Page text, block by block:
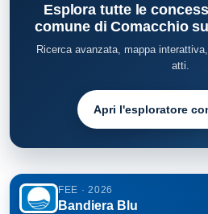
FEE · 2026
Bandiera Blu
Esplora tutte le
comune di Comacchio
Ricerca avanzata, mappa
atti.
Apri l'esploratore